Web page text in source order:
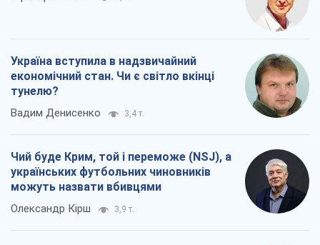
Україна вступила в надзвичайний
економічний стан. Чи є світло вкінці
тунелю?
Вадим Денисенко 3,4 т.
Чий буде Крим, той і переможе (NSJ), а
українських футбольних чиновників
можуть назвати вбивцями
Олександр Кірш 3,9 т.